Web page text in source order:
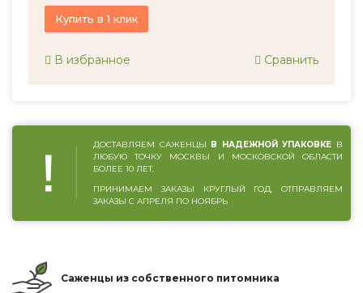
Купить в 1 клик
В избранное Сравнить
ДОСТАВЛЯЕМ САЖЕНЦЫ В НАДЕЖНОЙ УПАКОВКЕ В
ЛЮБУЮ ТОЧКУ МОСКВЫ И МОСКОВСКОЙ ОБЛАСТИ
БОЛЕЕ 10 ЛЕТ.
ПРИНИМАЕМ ЗАКАЗЫ КРУГЛЫЙ ГОД, ОТПРАВЛЯЕМ
ЗАКАЗЫ С АПРЕЛЯ ПО НОЯБРЬ
Саженцы из собственного питомника